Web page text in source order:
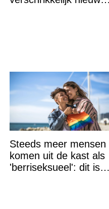
Steeds meer mensen
komen uit de kast als
'berriseksueel': dit is